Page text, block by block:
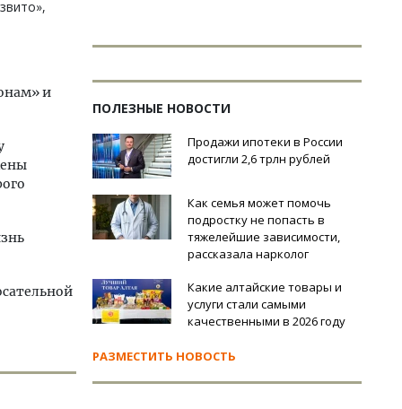
и
ПОЛЕЗНЫЕ НОВОСТИ
Продажи ипотеки в России
достигли 2,6 трлн рублей
Как семья может помочь
подростку не попасть в
тяжелейшие зависимости,
рассказала нарколог
Какие алтайские товары и
услуги стали самыми
качественными в 2026 году
РАЗМЕСТИТЬ НОВОСТЬ